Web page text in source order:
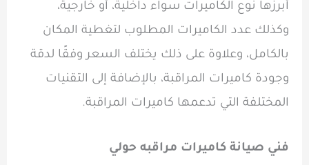
أبرزها نوع الكاميرات سواء داخلية، أو خارجية،
وكذلك عدد الكاميرات المطلوب لتغطية المكان
بالكامل، وعلاوة على ذلك يختلف السعر وفقًا لدقة
وجودة كاميرات المراقبة، بالإضافة إلى التقنيات
المختلفة التي تدعمها كاميرات المراقبة.
فني صيانة كاميرات مراقبه حولي